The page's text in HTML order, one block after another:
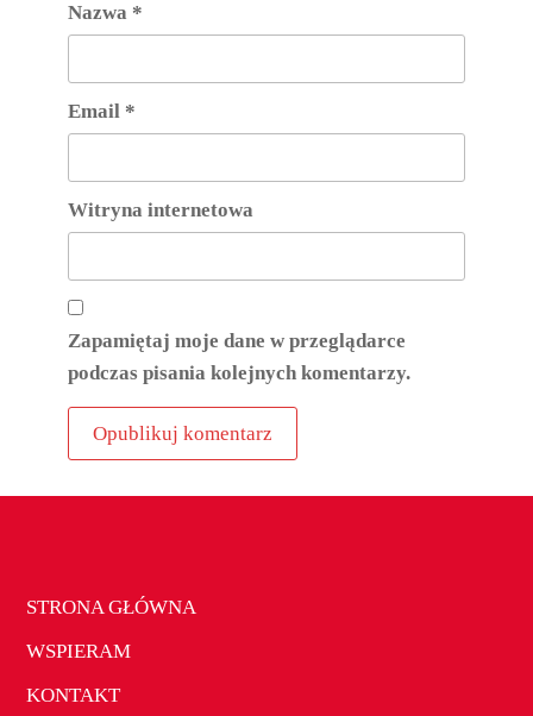
Nazwa *
Email *
Witryna internetowa
Zapamiętaj moje dane w przeglądarce
podczas pisania kolejnych komentarzy.
STRONA GŁÓWNA
WSPIERAM
KONTAKT